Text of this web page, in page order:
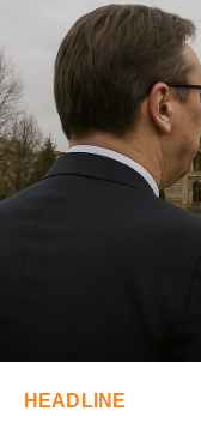
HEADLINE